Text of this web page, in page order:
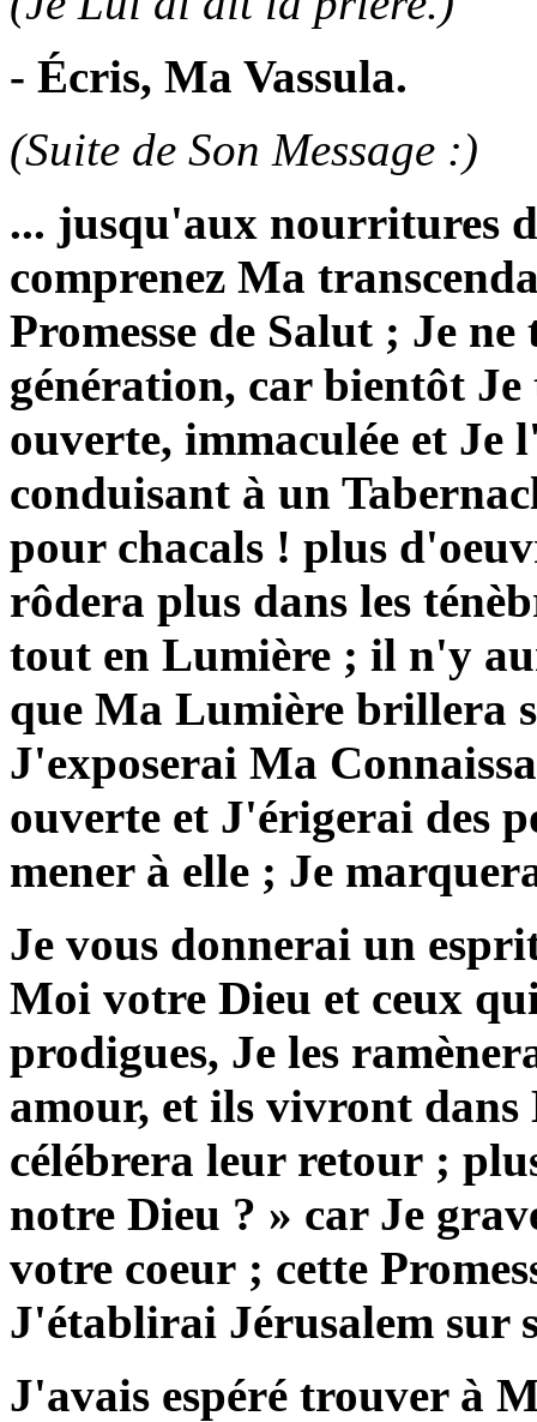
- Écris, Ma Vassula.
(Suite de Son Message :)
... jusqu'aux nourritures
comprenez Ma
Promesse de Salut ; Je
génération, car bientôt
ouverte, immaculée et Je
conduisant à un
pour chacals ! plus
rôdera plus dans les
tout en Lumière ; il n'y
que Ma Lumière brillera
J'exposerai Ma
ouverte et J'érigerai des
mener à elle ; Je
Je vous donnerai un
Moi votre Dieu et ceux
prodigues, Je les
amour, et ils vivront
célébrera leur retour ;
notre Dieu ? » car Je
votre coeur ; cette
J'établirai Jérusalem sur
J'avais espéré trouver à